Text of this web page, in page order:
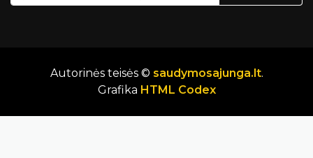
Autorinės teisės © saudymosajunga.lt.
Grafika HTML Codex